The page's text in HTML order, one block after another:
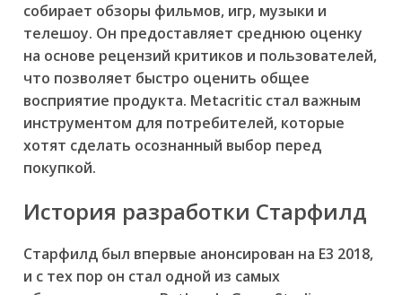
собирает обзоры фильмов, игр, музыки и
телешоу. Он предоставляет среднюю оценку
на основе рецензий критиков и пользователей,
что позволяет быстро оценить общее
восприятие продукта. Metacritic стал важным
инструментом для потребителей, которые
хотят сделать осознанный выбор перед
покупкой.
История разработки Старфилд
Старфилд был впервые анонсирован на E3 2018,
и с тех пор он стал одной из самых